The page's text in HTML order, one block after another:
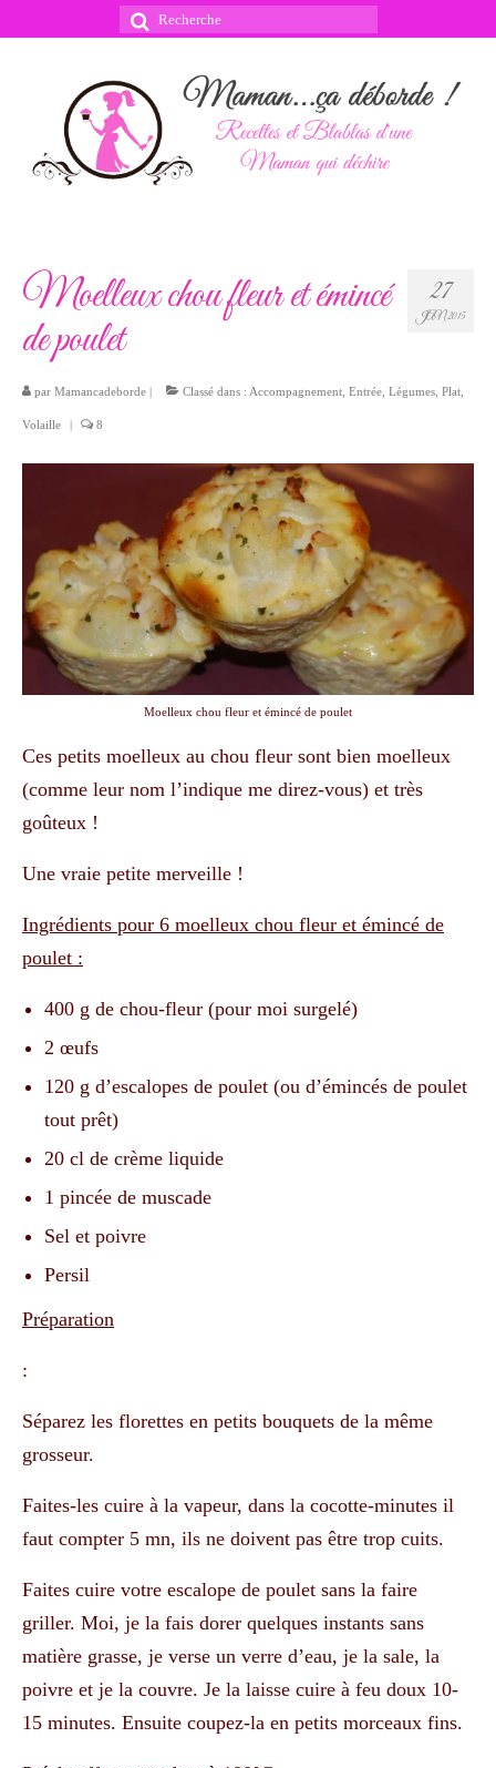
Rechercher
27
JAN 2015
Moelleux chou fleur et émincé
de poulet
par Mamancadeborde | Classé dans : Accompagnement Entrée Légumes Plat
Volaille | 8
Moelleux chou fleur et émincé de poulet
Ces petits moelleux au chou fleur sont bien moelleux
(comme leur nom l’indique me direz-vous) et très
goûteux !
Une vraie petite merveille !
Ingrédients pour 6 moelleux chou fleur et émincé de
poulet :
400 g de chou-fleur (pour moi surgelé)
2 œufs
120 g d’escalopes de poulet (ou d’émincés de poulet
tout prêt)
20 cl de crème liquide
1 pincée de muscade
Sel et poivre
Persil
Préparation
:
Séparez les florettes en petits bouquets de la même
grosseur.
Faites-les cuire à la vapeur, dans la cocotte-minutes il
faut compter 5 mn, ils ne doivent pas être trop cuits.
Faites cuire votre escalope de poulet sans la faire
griller. Moi, je la fais dorer quelques instants sans
matière grasse, je verse un verre d’eau, je la sale, la
poivre et je la couvre. Je la laisse cuire à feu doux 10-
15 minutes. Ensuite coupez-la en petits morceaux fins.